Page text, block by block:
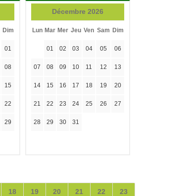
Dim
01
08
15
22
29
Décembre 2026
Lun Mar Mer Jeu Ven Sam Dim
01 02 03 04 05 06
07 08 09 10 11 12 13
14 15 16 17 18 19 20
21 22 23 24 25 26 27
28 29 30 31
18 19 20 21 22 23